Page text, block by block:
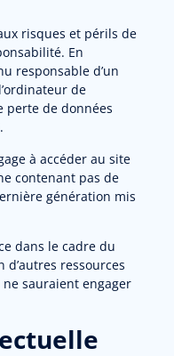
risques et périls de
En
responsable d’un
de
perte de données
à accéder au site
contenant pas de
génération mis
dans le cadre du
ressources
sauraient engager